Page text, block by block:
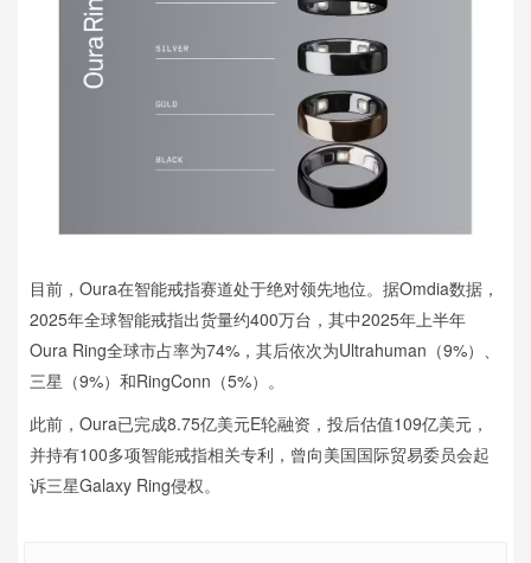
目前，Oura在智能戒指赛道处于绝对领先地位。据Omdia数据，
2025年全球智能戒指出货量约400万台，其中2025年上半年
Oura Ring全球市占率为74%，其后依次为Ultrahuman（9%）、
三星（9%）和RingConn（5%）。
此前，Oura已完成8.75亿美元E轮融资，投后估值109亿美元，
并持有100多项智能戒指相关专利，曾向美国国际贸易委员会起
诉三星Galaxy Ring侵权。